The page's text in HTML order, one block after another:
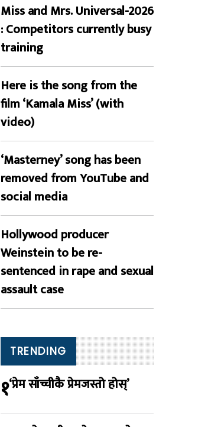
Miss and Mrs. Universal-2026
: Competitors currently busy
training
Here is the song from the
film ‘Kamala Miss’ (with
video)
‘Masterney’ song has been
removed from YouTube and
social media
Hollywood producer
Weinstein to be re-
sentenced in rape and sexual
assault case
TRENDING
१‘प्रेम साँच्चीकै प्रेमजस्तो होस्’